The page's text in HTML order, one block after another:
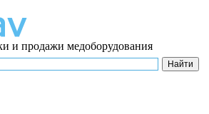
и продажи медоборудования